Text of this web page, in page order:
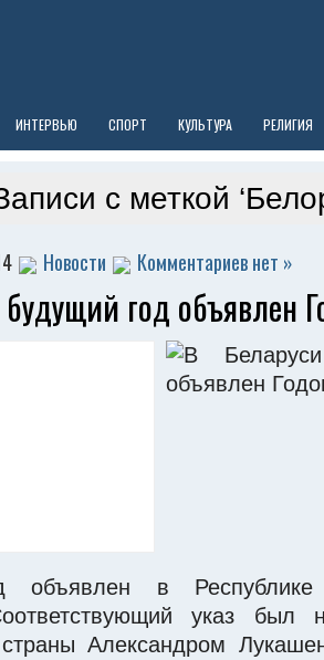
ИНТЕРВЬЮ СПОРТ КУЛЬТУРА РЕЛИГИЯ
с меткой
Новости Комментариев нет »
год объявлен
объявлен в
указ был
страны Александром